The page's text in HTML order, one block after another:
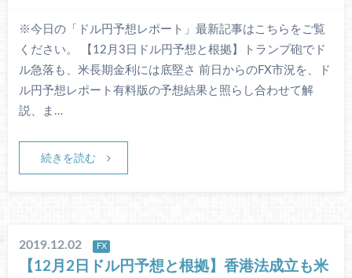
※今日の「ドル円予想レポート」最新記事はこちらをご覧
ください。 【12月3日ドル円予想と根拠】トランプ砲でド
ル急落も、米長期金利には底堅さ 前日からのFX市況を、ド
ル円予想レポート有料版の予想結果と照らし合わせて解
説、ま…
続きを読む
2019.12.02 FX
【12月2日ドル円予想と根拠】香港法成立も米